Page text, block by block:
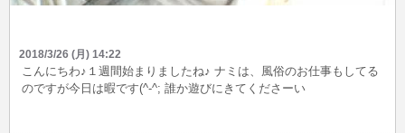
2018/3/26 (月) 14:22
こんにちわ♪１週間始まりましたね♪ ナミは、風俗のお仕事もしてる
のですが今日は暇です(^-^; 誰か遊びにきてくださーい